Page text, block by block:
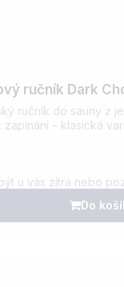
ručník Dark
ručník do sauny z
– klasická
u vás zítra nebo
Do